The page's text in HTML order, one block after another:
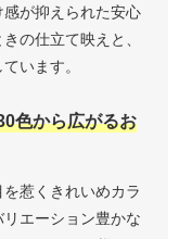
が抑えられた安心
の仕立て映えと、
います。
色から広がるお
惹くきれいめカラ
エーション豊かな